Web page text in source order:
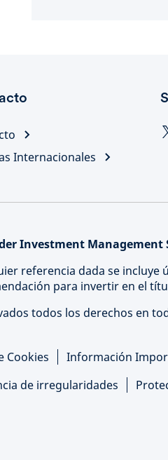
Internacionales
Investment Management
referencia dada se
para invertir en el
todos los derechos en
Cookies Información
de irregularidades